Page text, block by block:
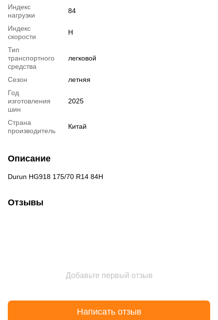
Индекс
нагрузки
84
Индекс
скорости
H
Тип
транспортного
средства
легковой
Сезон
летняя
Год
изготовления
шин
2025
Страна
производитель
Китай
Описание
Durun HG918 175/70 R14 84H
Отзывы
Добавьте первый отзыв
Написать отзыв